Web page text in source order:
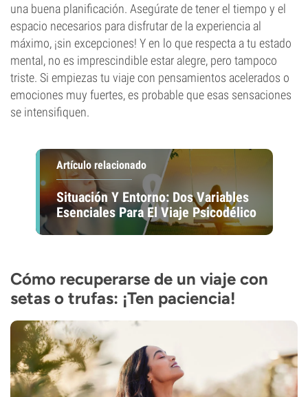
una buena planificación. Asegúrate de tener el tiempo y el
espacio necesarios para disfrutar de la experiencia al
máximo, ¡sin excepciones! Y en lo que respecta a tu estado
mental, no es imprescindible estar alegre, pero tampoco
triste. Si empiezas tu viaje con pensamientos acelerados o
emociones muy fuertes, es probable que esas sensaciones
se intensifiquen.
Artículo relacionado
Situación Y Entorno: Dos Variables
Esenciales Para El Viaje Psicodélico
Cómo recuperarse de un viaje con
setas o trufas: ¡Ten paciencia!